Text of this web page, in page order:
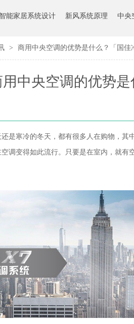
智能家居系统设计 新风系统原理 中央
> 商用中央空调的优势是什么？「国佳
中央空调的优势是
是寒冷的冬天，都有很多人在购物，
调变得如此流行。只要是在室内，就有